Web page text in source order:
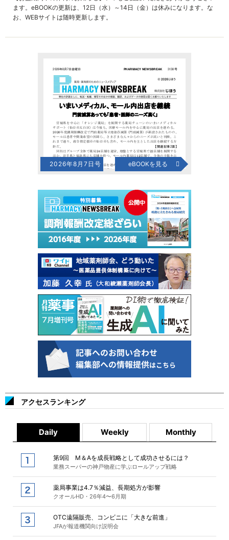
ます。eBOOKの更新は、12日（水）～14日（金）は休みになります。な
お、WEBサイトは随時更新します。
2026年8月7日号 eBOOKを見る
アクセスランキング
Daily Weekly Monthly
第9回 M＆Aを成長戦略として成功させるには？
業務スーパーの神戸物産に学ぶロールアップ戦略
薬局事業は4.7％減益、長期処方が影響
クオールHD・26年4〜6月期
OTC遠隔販売、コンビニに「大きな前進」
JFAが報道機関向け説明会